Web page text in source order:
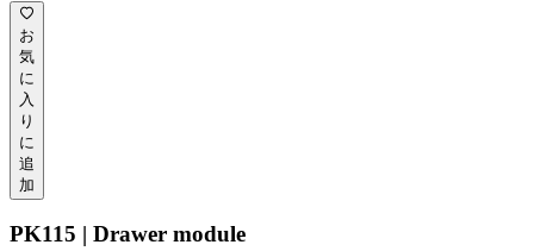
お
気
に
入
り
に
追
加
PK115 | Drawer module